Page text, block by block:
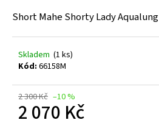
Short Mahe Shorty Lady Aqualung
Skladem (1 ks)
Kód: 66158M
2 300 Kč –10 %
2 070 Kč
a